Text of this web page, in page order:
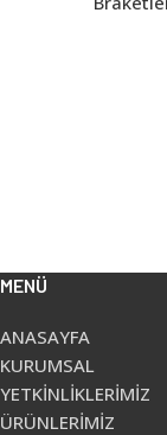
MENÜ
ANASAYFA
KURUMSAL
YETKİNLİKLERİMİZ
ÜRÜNLERİMİZ